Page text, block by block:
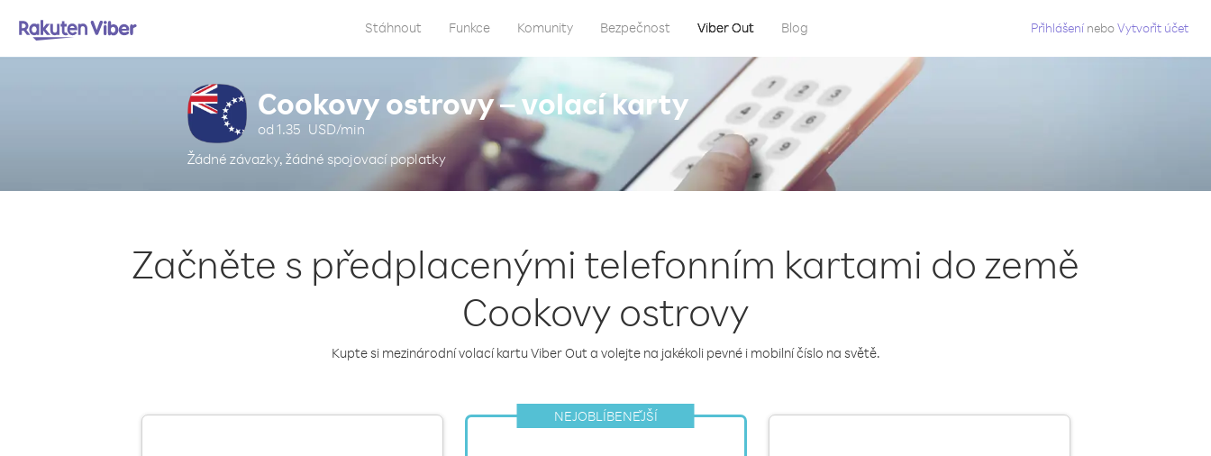
Stáhnout Funkce Komunity Bezpečnost Viber Out Blog Přihlášení neboVytvořit účet
Cookovy ostrovy – volací karty
od 1.35 USD/min
Žádné závazky, žádné spojovací poplatky
Začněte s předplacenými telefonním kartami do země
Cookovy ostrovy
Kupte si mezinárodní volací kartu Viber Out a volejte na jakékoli pevné i mobilní číslo na světě.
NEJOBLÍBENĚJŠÍ